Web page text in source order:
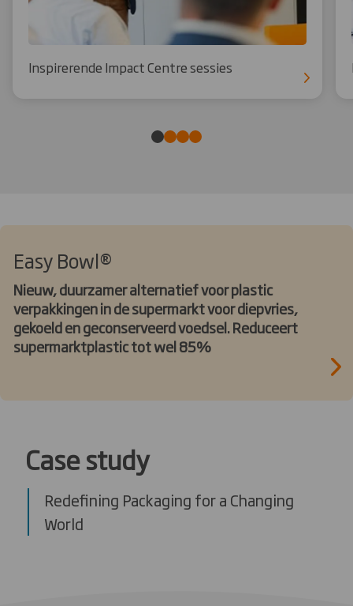
Inspirerende Impact Centre sessies
Easy Bowl®
Nieuw, duurzamer alternatief voor plastic
verpakkingen in de supermarkt voor diepvries,
gekoeld en geconserveerd voedsel. Reduceert
supermarktplastic tot wel 85%
Case study
Redefining Packaging for a Changing
World